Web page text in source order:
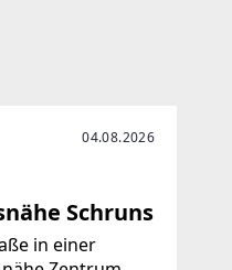
04.08.2026
Schruns
in einer